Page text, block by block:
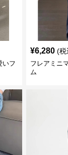
いフ
¥6,280 (税
フレアミニ
ム